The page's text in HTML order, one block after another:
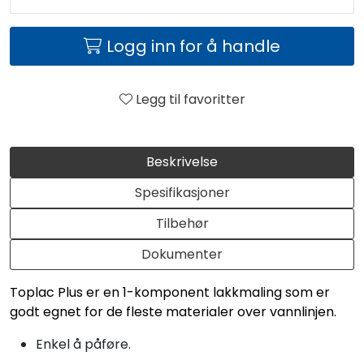
Beskrivelse
Spesifikasjoner
Tilbehør
Dokumenter
Toplac Plus er en 1-komponent lakkmaling som er
godt egnet for de fleste materialer over vannlinjen.
Enkel å påføre.
Logg inn for å handle
Legg til favoritter